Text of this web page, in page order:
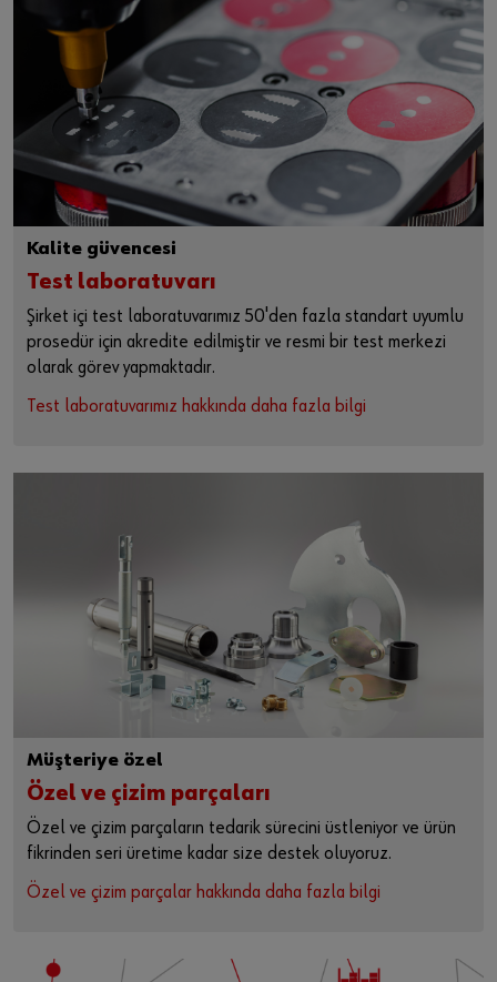
Kalite güvencesi
Test laboratuvarı
Şirket içi test laboratuvarımız 50'den fazla standart uyumlu
prosedür için akredite edilmiştir ve resmi bir test merkezi
olarak görev yapmaktadır.
Test laboratuvarımız hakkında daha fazla bilgi
Müşteriye özel
Özel ve çizim parçaları
Özel ve çizim parçaların tedarik sürecini üstleniyor ve ürün
fikrinden seri üretime kadar size destek oluyoruz.
Özel ve çizim parçalar hakkında daha fazla bilgi